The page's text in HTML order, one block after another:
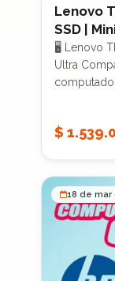
Lenovo
SSD |
🖥️ Lenovo
Ultra Compacto El Lenovo ThinkCentre
técnicas:
🔹 Memoria
Formato:
UHD 🔹
Beneficios clave: ✅ Tamaño ultra compacto
$
18 de mar